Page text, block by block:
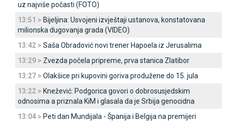
uz najviše počasti (FOTO)
13:51 > Bijeljina: Usvojeni izvještaji ustanova, konstatovana
milionska dugovanja grada (VIDEO)
13:42 > Saša Obradović novi trener Hapoela iz Јerusalima
13:29 > Zvezda počela pripreme, prva stanica Zlatibor
13:27 > Olakšice pri kupovini goriva produžene do 15. jula
13:22 > Knežević: Podgorica govori o dobrosusjedskim
odnosima a priznala KiM i glasala da je Srbija genocidna
13:04 > Peti dan Mundijala - Španija i Belgija na premijeri